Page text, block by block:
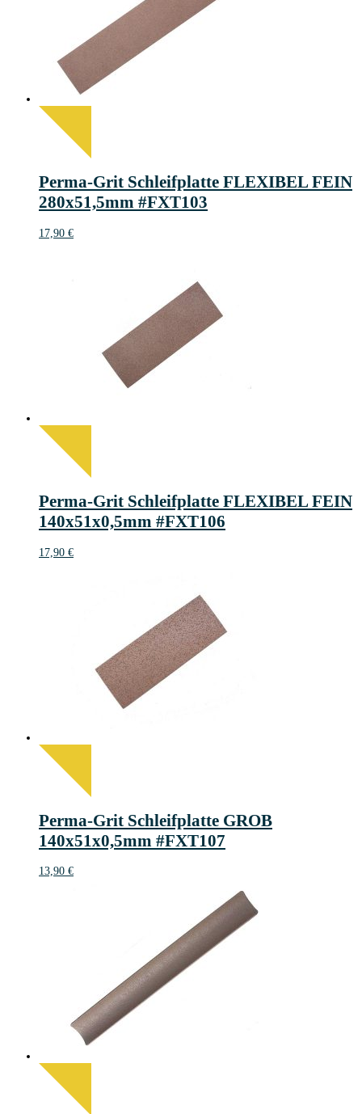
Perma-Grit Schleifplatte FLEXIBEL FEIN
280x51,5mm #FXT103
17,90 €
Perma-Grit Schleifplatte FLEXIBEL FEIN
140x51x0,5mm #FXT106
17,90 €
Perma-Grit Schleifplatte GROB
140x51x0,5mm #FXT107
13,90 €